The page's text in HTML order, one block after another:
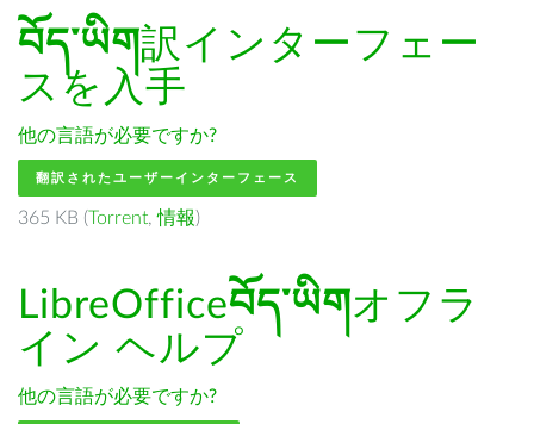
བོད་ཡིག訳インターフェー
スを入手
他の言語が必要ですか?
翻訳されたユーザーインターフェース
365 KB (Torrent,情報)
LibreOfficeབོད་ཡིགオフラ
イン ヘルプ
他の言語が必要ですか?